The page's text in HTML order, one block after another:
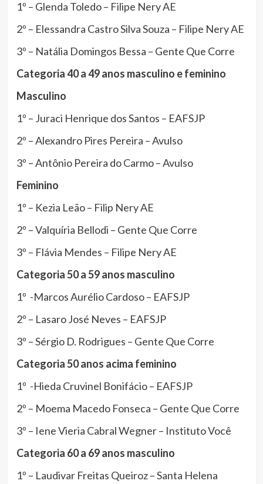
1º – Glenda Toledo – Filipe Nery AE
2º – Elessandra Castro Silva Souza – Filipe Nery AE
3º – Natália Domingos Bessa – Gente Que Corre
Categoria 40 a 49 anos masculino e feminino
Masculino
1º – Juraci Henrique dos Santos – EAFSJP
2º – Alexandro Pires Pereira – Avulso
3º – Antônio Pereira do Carmo – Avulso
Feminino
1º – Kezia Leão – Filip Nery AE
2º – Valquíria Bellodi – Gente Que Corre
3º – Flávia Mendes – Filipe Nery AE
Categoria 50 a 59 anos masculino
1º -Marcos Aurélio Cardoso – EAFSJP
2º – Lasaro José Neves – EAFSJP
3º – Sérgio D. Rodrigues – Gente Que Corre
Categoria 50 anos acima feminino
1º -Hieda Cruvinel Bonifácio – EAFSJP
2º – Moema Macedo Fonseca – Gente Que Corre
3º – Iene Vieria Cabral Wegner – Instituto Você
Categoria 60 a 69 anos masculino
1º – Laudivar Freitas Queiroz – Santa Helena